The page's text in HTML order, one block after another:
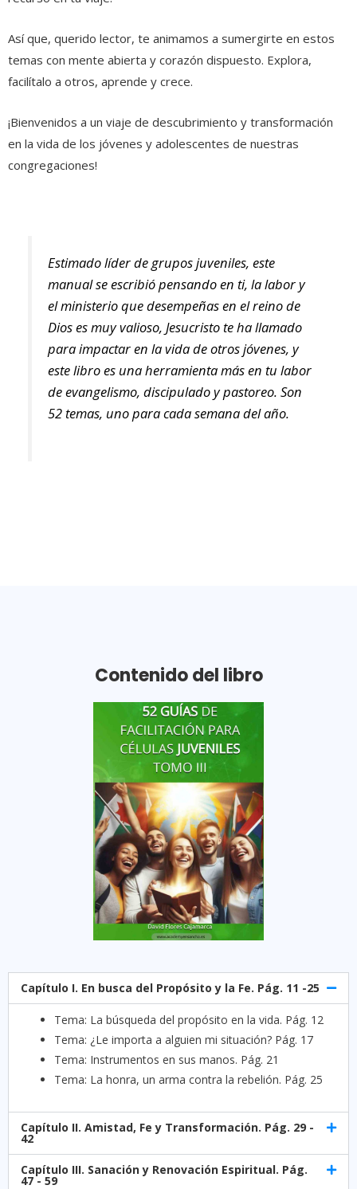
Así que, querido lector, te animamos a sumergirte en estos
temas con mente abierta y corazón dispuesto. Explora,
facilítalo a otros, aprende y crece.
¡Bienvenidos a un viaje de descubrimiento y transformación
en la vida de los jóvenes y adolescentes de nuestras
congregaciones!
Estimado líder de grupos juveniles, este
manual se escribió pensando en ti, la labor y
el ministerio que desempeñas en el reino de
Dios es muy valioso, Jesucristo te ha llamado
para impactar en la vida de otros jóvenes, y
este libro es una herramienta más en tu labor
de evangelismo, discipulado y pastoreo. Son
52 temas, uno para cada semana del año.
Contenido del libro
Capítulo I. En busca del Propósito y la Fe. Pág. 11 -25
Tema: La búsqueda del propósito en la vida. Pág. 12
Tema: ¿Le importa a alguien mi situación? Pág. 17
Tema: Instrumentos en sus manos. Pág. 21
Tema: La honra, un arma contra la rebelión. Pág. 25
Capítulo II. Amistad, Fe y Transformación. Pág. 29 -
42
Capítulo III. Sanación y Renovación Espiritual. Pág.
47 - 59